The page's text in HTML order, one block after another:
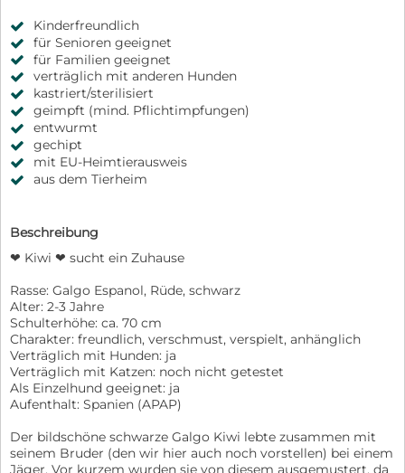
Kinderfreundlich
für Senioren geeignet
für Familien geeignet
verträglich mit anderen Hunden
kastriert/sterilisiert
geimpft (mind. Pflichtimpfungen)
entwurmt
gechipt
mit EU-Heimtierausweis
aus dem Tierheim
Beschreibung
❤ Kiwi ❤ sucht ein Zuhause
Rasse: Galgo Espanol, Rüde, schwarz
Alter: 2-3 Jahre
Schulterhöhe: ca. 70 cm
Charakter: freundlich, verschmust, verspielt, anhänglich
Verträglich mit Hunden: ja
Verträglich mit Katzen: noch nicht getestet
Als Einzelhund geeignet: ja
Aufenthalt: Spanien (APAP)
Der bildschöne schwarze Galgo Kiwi lebte zusammen mit
seinem Bruder (den wir hier auch noch vorstellen) bei einem
Jäger. Vor kurzem wurden sie von diesem ausgemustert, da